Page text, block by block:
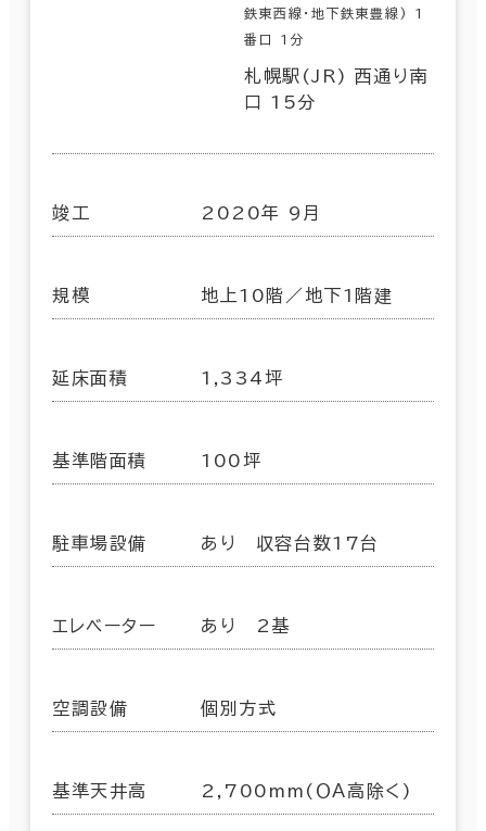
鉄東西線･地下鉄東豊線) 1
番口 1分
札幌駅(JR) 西通り南
口 15分
竣工 2020年 9月
規模 地上10階／地下1階建
延床面積 1,334坪
基準階面積 100坪
駐車場設備 あり 収容台数17台
エレベーター あり 2基
空調設備 個別方式
基準天井高 2,700mm(ＯＡ高除く)